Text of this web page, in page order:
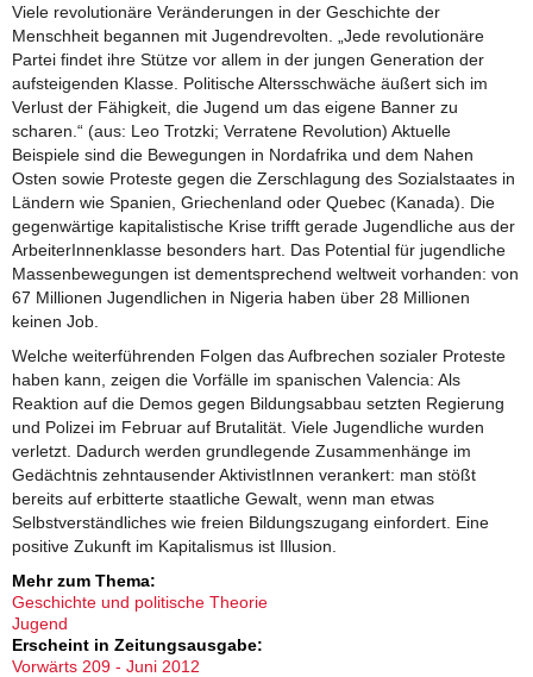
Viele revolutionäre Veränderungen in der Geschichte der
Menschheit begannen mit Jugendrevolten. „Jede revolutionäre
Partei findet ihre Stütze vor allem in der jungen Generation der
aufsteigenden Klasse. Politische Altersschwäche äußert sich im
Verlust der Fähigkeit, die Jugend um das eigene Banner zu
scharen.“ (aus: Leo Trotzki; Verratene Revolution) Aktuelle
Beispiele sind die Bewegungen in Nordafrika und dem Nahen
Osten sowie Proteste gegen die Zerschlagung des Sozialstaates in
Ländern wie Spanien, Griechenland oder Quebec (Kanada). Die
gegenwärtige kapitalistische Krise trifft gerade Jugendliche aus der
ArbeiterInnenklasse besonders hart. Das Potential für jugendliche
Massenbewegungen ist dementsprechend weltweit vorhanden: von
67 Millionen Jugendlichen in Nigeria haben über 28 Millionen
keinen Job.
Welche weiterführenden Folgen das Aufbrechen sozialer Proteste
haben kann, zeigen die Vorfälle im spanischen Valencia: Als
Reaktion auf die Demos gegen Bildungsabbau setzten Regierung
und Polizei im Februar auf Brutalität. Viele Jugendliche wurden
verletzt. Dadurch werden grundlegende Zusammenhänge im
Gedächtnis zehntausender AktivistInnen verankert: man stößt
bereits auf erbitterte staatliche Gewalt, wenn man etwas
Selbstverständliches wie freien Bildungszugang einfordert. Eine
positive Zukunft im Kapitalismus ist Illusion.
Mehr zum Thema:
Geschichte und politische Theorie
Jugend
Erscheint in Zeitungsausgabe:
Vorwärts 209 - Juni 2012